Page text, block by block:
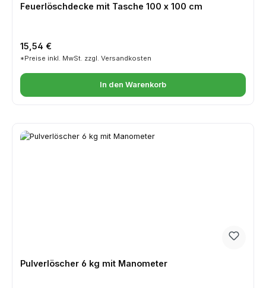
Feuerlöschdecke mit Tasche 100 x 100 cm
Regulärer Preis:
15,54 €
*Preise inkl. MwSt. zzgl. Versandkosten
In den Warenkorb
Pulverlöscher 6 kg mit Manometer